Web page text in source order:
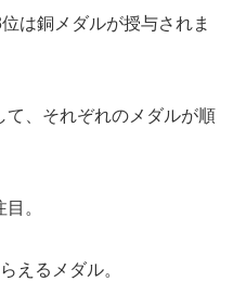
は銅メダルが授与されま
、それぞれのメダルが順
。
えるメダル。